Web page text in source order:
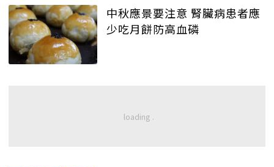
中秋應景要注意 腎臟病患者應
少吃月餅防高血磷